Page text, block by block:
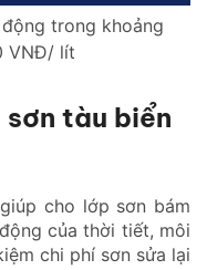
trong khoảng
VNĐ/ lít
tàu biển
cho lớp sơn bám
của thời tiết, môi
chi phí sơn sửa lại